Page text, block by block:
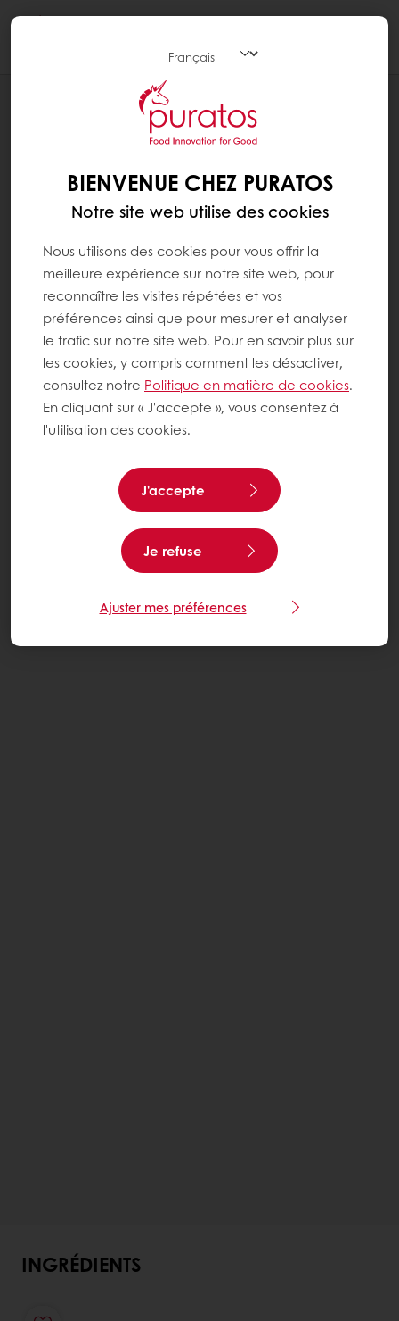
RECETTES
SOKOLATINA
INGRÉDIENTS
BIENVENUE CHEZ PURATOS
Notre site web utilise des cookies
Nous utilisons des cookies pour vous offrir la
meilleure expérience sur notre site web, pour
reconnaître les visites répétées et vos
préférences ainsi que pour mesurer et analyser
le trafic sur notre site web. Pour en savoir plus sur
les cookies, y compris comment les désactiver,
consultez notre Politique en matière de cookies.
En cliquant sur « J'accepte », vous consentez à
l'utilisation des cookies.
J'accepte
Je refuse
Ajuster mes préférences